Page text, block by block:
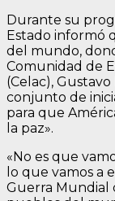
Durante su
Estado informó
del mundo,
Comunidad de
(Celac),
conjunto de
para que
la paz».
«No es que
lo que vamos a
Guerra Mundial